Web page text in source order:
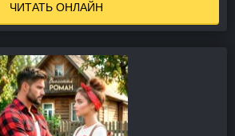
ЧИТАТЬ ОНЛАЙН